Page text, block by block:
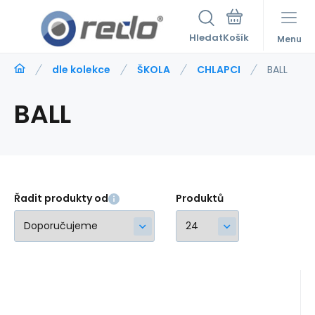
Hledat Menu
dle kolekce ŠKOLA CHLAPCI BALL
BALL
Řadit produkty od Produktů